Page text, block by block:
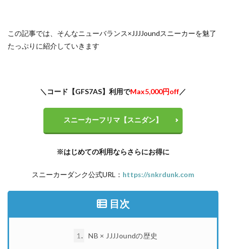
この記事では、そんなニューバランス×JJJJoundスニーカーを魅了
たっぷりに紹介していきます
＼ コード【GFS7AS】 利用でMax5,000円off／
スニーカーフリマ【スニダン】
※はじめての利用ならさらにお得に
スニーカーダンク公式URL： https://snkrdunk.com
目次
1 NB × JJJJoundの歴史